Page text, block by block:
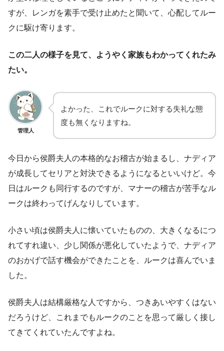
すが、レンガを素手で受け止めたと聞いて、心配してルー
クに駆け寄ります。
この二人の様子を見て、ようやく家族もわかってくれたみ
たい。
管理人
よかった、これでルークに対する失礼な態
度も無くなりますね。
今日から侯爵夫人の本格的なお稽古が始まるし、ナディア
が成長してセリアと対決できるようになるといいけど。今
日はルークも同行するのですが、マナーの稽古が苦手なル
ークは終わってげんなりしています。
小さい頃は侯爵夫人に懐いていたものの、大きくなるにつ
れてすれ違い、少し関係が悪化していたようで、ナディア
のおかげで話す機会ができたことを、ルークは喜んでいま
した。
侯爵夫人は結構厳格な人ですから、つきあいやすくはない
だろうけど、これまでもルークのことを思って厳しく接し
てきてくれていたんですよね。